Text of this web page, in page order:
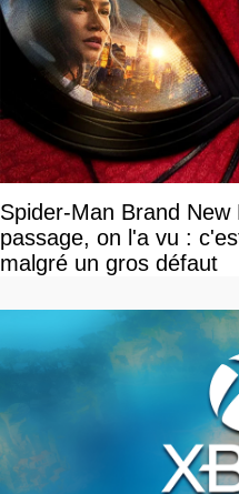
Spider-Man Brand
passage, on l'a vu :
malgré un gros défaut